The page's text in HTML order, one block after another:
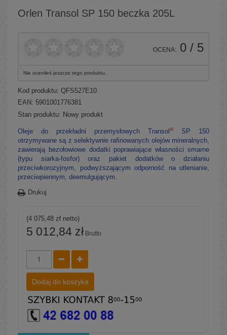
Orlen Transol SP 150 beczka 205L
OCENA: 0 / 5
Nie oceniłeś jeszcze tego produktu.
Kod produktu: QFS527E10
EAN: 5901001776381
Stan produktu: Nowy produkt
Oleje do przekładni przemysłowych Transol®SP 150
otrzymywane są z selektywnie rafinowanych olejów mineralnych,
zawierają bezołowiowe dodatki poprawiające własności smarne
(typu siarka-fosfor) oraz pakiet dodatków o działaniu
przeciwkorozyjnym, podwyższającym odporność na utlenianie,
przeciwpiennym, deemulgującym.
Drukuj
(4 075,48 zł netto)
5 012,84 zł Brutto
Dodaj do koszyka